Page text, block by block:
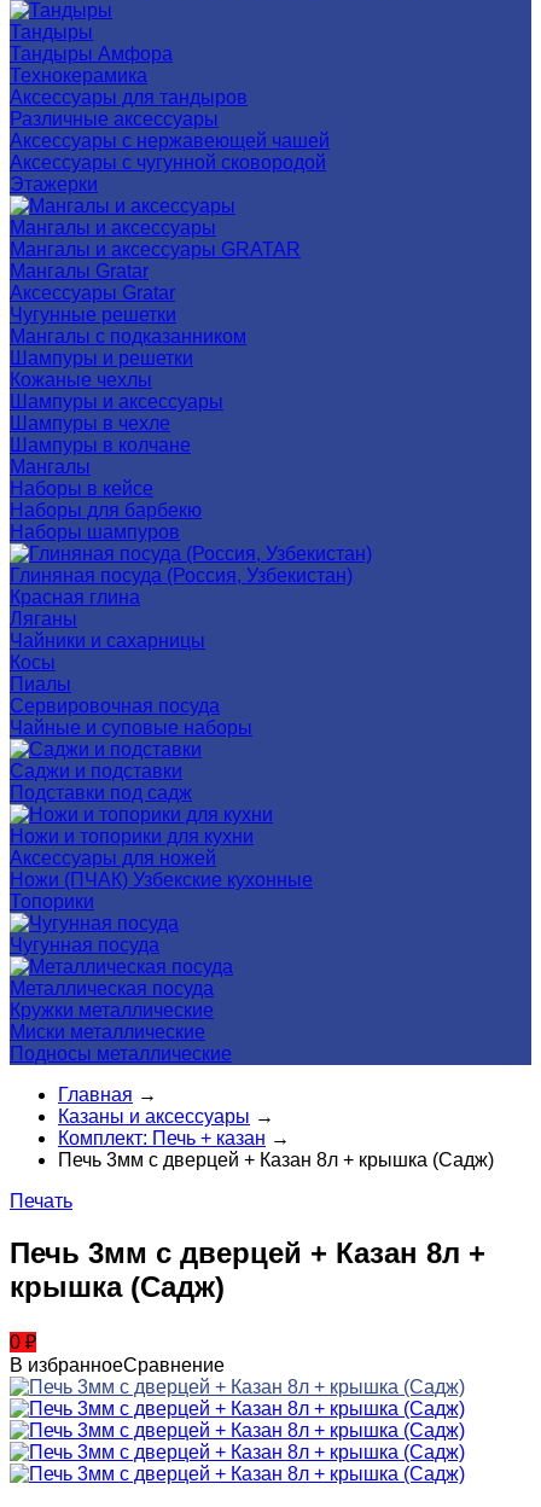
Тандыры
Тандыры Амфора
Технокерамика
Аксессуары для тандыров
Различные аксессуары
Аксессуары с нержавеющей чашей
Аксессуары с чугунной сковородой
Этажерки
Мангалы и аксессуары
Мангалы и аксессуары GRATAR
Мангалы Gratar
Аксессуары Gratar
Чугунные решетки
Мангалы с подказанником
Шампуры и решетки
Кожаные чехлы
Шампуры и аксессуары
Шампуры в чехле
Шампуры в колчане
Мангалы
Наборы в кейсе
Наборы для барбекю
Наборы шампуров
Глиняная посуда (Россия, Узбекистан)
Красная глина
Ляганы
Чайники и сахарницы
Косы
Пиалы
Сервировочная посуда
Чайные и суповые наборы
Саджи и подставки
Подставки под садж
Ножи и топорики для кухни
Аксессуары для ножей
Ножи (ПЧАК) Узбекские кухонные
Топорики
Чугунная посуда
Металлическая посуда
Кружки металлические
Миски металлические
Подносы металлические
Главная →
Казаны и аксессуары →
Комплект: Печь + казан →
Печь 3мм с дверцей + Казан 8л + крышка (Садж)
Печать
Печь 3мм с дверцей + Казан 8л +
крышка (Садж)
0 ₽
В избранноеСравнение